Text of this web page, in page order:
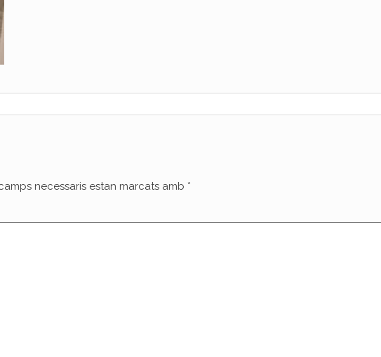
necessaris estan marcats amb *